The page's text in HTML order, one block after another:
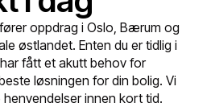
oppdrag i Oslo, Bærum og
østlandet. Enten du er tidlig i
fått et akutt behov for
løsningen for din bolig. Vi
innen kort tid.